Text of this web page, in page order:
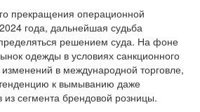
прекращения операционной
года, дальнейшая судьба
решением суда. На фоне
одежды в условиях санкционного
в международной торговле,
к вымыванию даже